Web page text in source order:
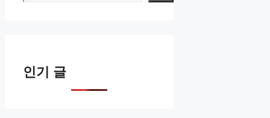
인기 글